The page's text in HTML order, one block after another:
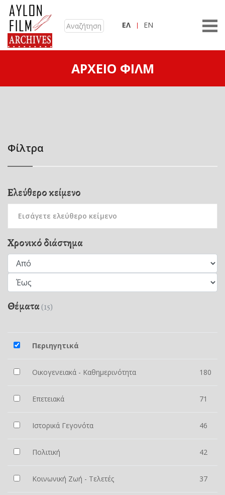
ΕΛ EN
ΑΡΧΕΊΟ ΦΙΛΜ
Φίλτρα
Ελεύθερο κείμενο
Χρονικό διάστημα
Θέματα(15)
Περιηγητικά
Οικογενειακά - Καθημερινότητα 180
Επετειακά 71
Ιστορικά Γεγονότα 46
Πολιτική 42
Κοινωνική Ζωή - Τελετές 37